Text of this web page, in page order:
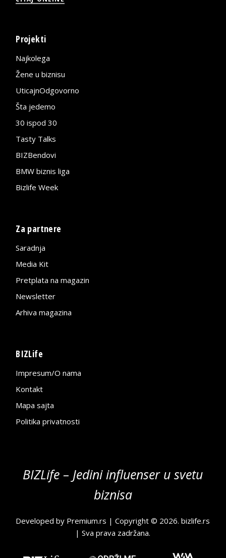
Projekti
Najkolega
Žene u biznisu
UticajnOdgovorno
Šta jedemo
30 ispod 30
Tasty Talks
BIZBendovi
BMW biznis liga
Bizlife Week
Za partnere
Saradnja
Media Kit
Pretplata na magazin
Newsletter
Arhiva magazina
BIZLife
Impresum/O nama
Kontakt
Mapa sajta
Politika privatnosti
BIZLife – Jedini influenser u svetu
biznisa
Developed by Premium.rs | Copyright © 2026.bizlife.rs
| Sva prava zadržana.